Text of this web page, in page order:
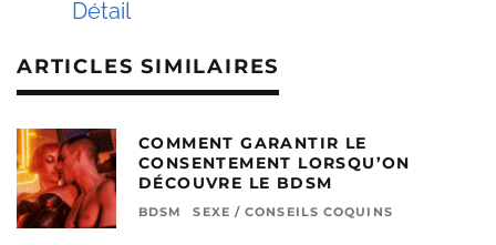
Détail
ARTICLES SIMILAIRES
COMMENT GARANTIR LE
CONSENTEMENT LORSQU’ON
DÉCOUVRE LE BDSM
BDSM SEXE / CONSEILS COQUINS